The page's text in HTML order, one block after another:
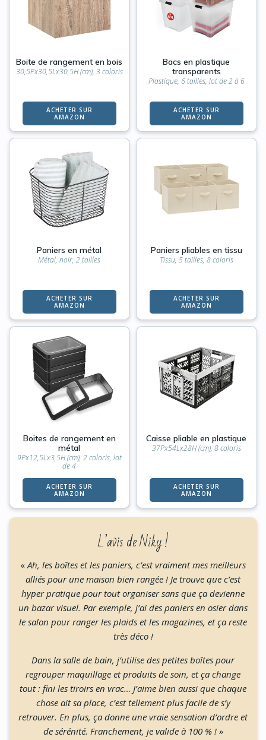
Boite de rangement en bois
30,5Px30,5Lx30,5H (cm), 3 coloris
ACHETER SUR
AMAZON
Bacs en plastique
transparents
Plastique, 6 tailles, lot de 2 à 6
ACHETER SUR
AMAZON
Paniers en métal
Métal, noir, 2 tailles
ACHETER SUR
AMAZON
Paniers pliables en tissu
Tissu, 5 tailles, 8 coloris
ACHETER SUR
AMAZON
Boites de rangement en
métal
9Px12,5Lx3,5H (cm), 2 coloris, lot
de 4
ACHETER SUR
AMAZON
Caisse pliable en plastique
37Px54Lx28H (cm), 8 coloris
ACHETER SUR
AMAZON
L’avis de Niky !
«Ah, les boîtes et les paniers, c’est vraiment mes meilleurs
alliés pour une maison bien rangée ! Je trouve que c’est
hyper pratique pour tout organiser sans que ça devienne
un bazar visuel. Par exemple, j’ai des paniers en osier dans
le salon pour ranger les plaids et les magazines, et ça reste
très déco !
Dans la salle de bain, j’utilise des petites boîtes pour
regrouper maquillage et produits de soin, et ça change
tout : fini les tiroirs en vrac… J’aime bien aussi que chaque
chose ait sa place, c’est tellement plus facile de s’y
retrouver. En plus, ça donne une vraie sensation d’ordre et
de sérénité. Franchement, je valide à 100 % ! »